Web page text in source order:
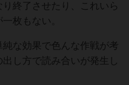
終了させたり、これいら
枚もない。
な効果で色んな作戦が考
し方で読み合いが発生し